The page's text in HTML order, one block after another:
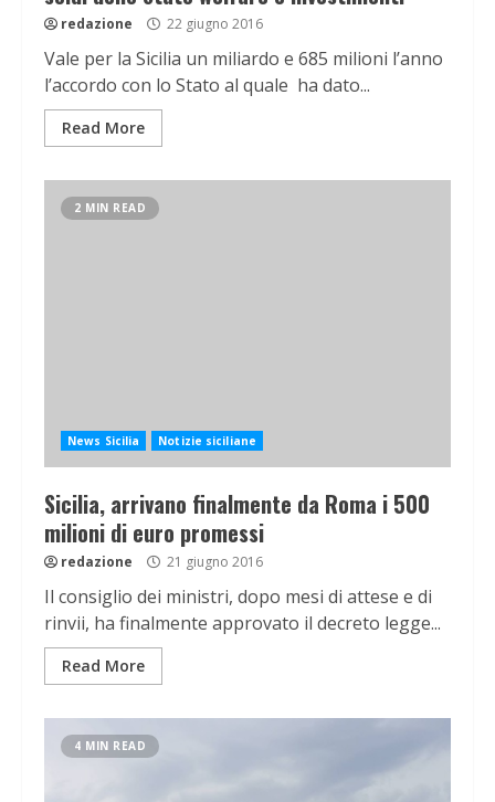
redazione 22 giugno 2016
Vale per la Sicilia un miliardo e 685 milioni l’anno
l’accordo con lo Stato al quale ha dato...
Read More
2 MIN READ
News Sicilia Notizie siciliane
Sicilia, arrivano finalmente da Roma i 500
milioni di euro promessi
redazione 21 giugno 2016
Il consiglio dei ministri, dopo mesi di attese e di
rinvii, ha finalmente approvato il decreto legge...
Read More
4 MIN READ